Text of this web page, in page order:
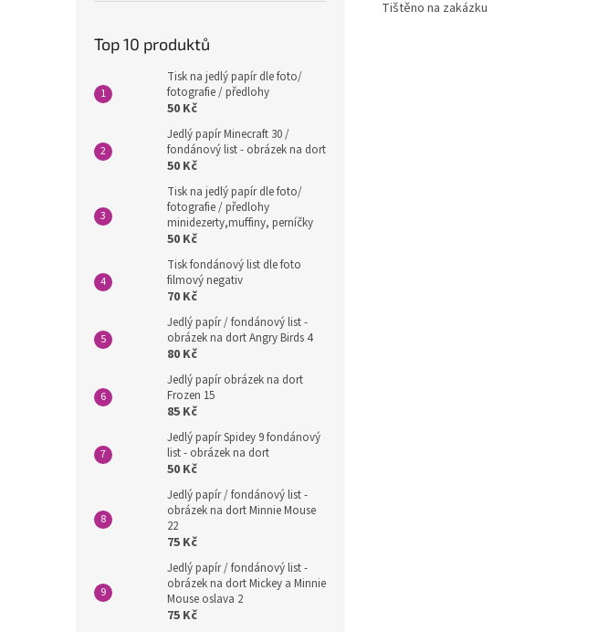
Top 10 produktů
Tisk na jedlý papír dle foto/
fotografie / předlohy
50 Kč
Jedlý papír Minecraft 30 /
fondánový list - obrázek na dort
50 Kč
Tisk na jedlý papír dle foto/
fotografie / předlohy
minidezerty,muffiny, perníčky
50 Kč
Tisk fondánový list dle foto
filmový negativ
70 Kč
Jedlý papír / fondánový list -
obrázek na dort Angry Birds 4
80 Kč
Jedlý papír obrázek na dort
Frozen 15
85 Kč
Jedlý papír Spidey 9 fondánový
list - obrázek na dort
50 Kč
Jedlý papír / fondánový list -
obrázek na dort Minnie Mouse
22
75 Kč
Jedlý papír / fondánový list -
obrázek na dort Mickey a Minnie
Mouse oslava 2
75 Kč
Tištěno na zakázku